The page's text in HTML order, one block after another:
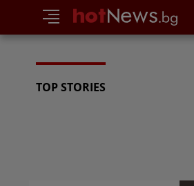
TOP STORIES